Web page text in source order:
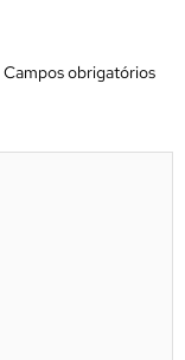
Campos obrigatórios